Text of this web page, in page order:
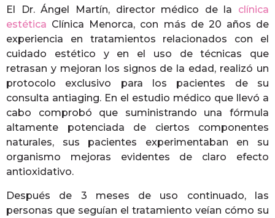
El Dr. Ángel Martín, director médico de la clínica
estética Clínica Menorca, con más de 20 años de
experiencia en tratamientos relacionados con el
cuidado estético y en el uso de técnicas que
retrasan y mejoran los signos de la edad, realizó un
protocolo exclusivo para los pacientes de su
consulta antiaging. En el estudio médico que llevó a
cabo comprobó que suministrando una fórmula
altamente potenciada de ciertos componentes
naturales, sus pacientes experimentaban en su
organismo mejoras evidentes de claro efecto
antioxidativo.
Después de 3 meses de uso continuado, las
personas que seguían el tratamiento veían cómo su